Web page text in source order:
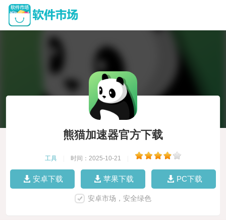
熊猫加速器官方下载
工具 时间：2025-10-21
安卓下载 苹果下载 PC下载
安卓市场，安全绿色